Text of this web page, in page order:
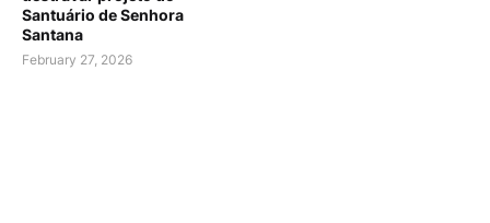
Santuário de Senhora
Santana
February 27, 2026